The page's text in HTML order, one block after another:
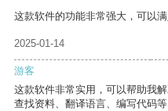
这款软件的功能非常强大，可以满
2025-01-14
游客
这款软件非常实用，可以帮助我
查找资料、翻译语言、编写代码等